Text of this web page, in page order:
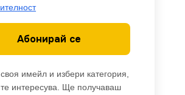
Абонирай се
имейл и избери категория,
те интересува. Ще получаваш